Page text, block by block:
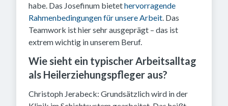
habe. Das Josefinum bietethervorragende
Rahmenbedingungen für unsere Arbeit. Das
Teamwork ist hier sehr ausgeprägt – das ist
extrem wichtig in unserem Beruf.
Wie sieht ein typischer Arbeitsalltag
als Heilerziehungspfleger aus?
Christoph Jerabeck: Grundsätzlich wird in der